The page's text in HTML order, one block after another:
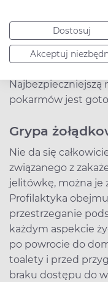
Dostosuj
Akceptuj
Powrót do
Na początku nie
bogate w cukier
pokarmów jest
Grypa
Nie da się
związanego z
jelitówkę, można je
Profilaktyka
przestrzeganie
każdym aspekcie
po powrocie do
toalety i przed
braku dostępu do